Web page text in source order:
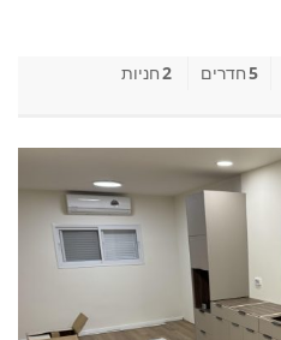
5חדרים 2חניות